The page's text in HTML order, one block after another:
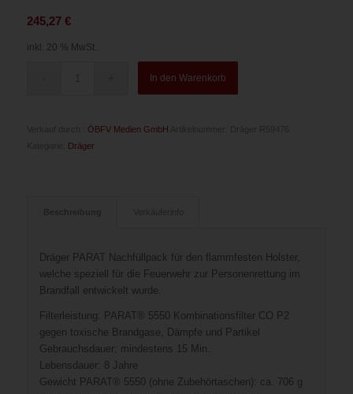
245,27 €
inkl. 20 % MwSt.
In den Warenkorb
ÖBFV Medien GmbH
Dräger
Dräger PARAT Nachfüllpack für den flammfesten Holster,
welche speziell für die Feuerwehr zur Personenrettung im
Brandfall entwickelt wurde.
Filterleistung: PARAT® 5550 Kombinationsfilter CO P2
gegen toxische Brandgase, Dämpfe und Partikel
Gebrauchsdauer: mindestens 15 Min.
Lebensdauer: 8 Jahre
Gewicht PARAT® 5550 (ohne Zubehörtaschen): ca. 706 g